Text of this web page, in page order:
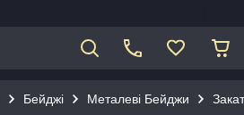
Бейджі Металеві Бейджи